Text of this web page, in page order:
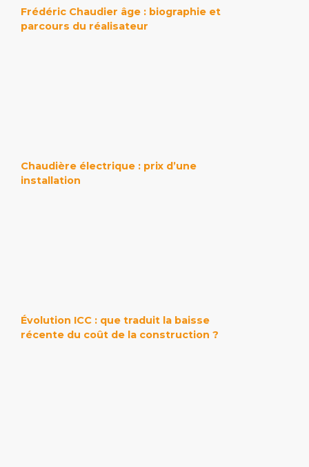
Frédéric Chaudier âge : biographie et
parcours du réalisateur
Chaudière électrique : prix d’une
installation
Évolution ICC : que traduit la baisse
récente du coût de la construction ?